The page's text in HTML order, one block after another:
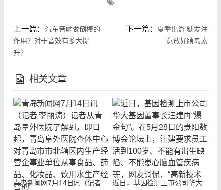
上一篇： 汽车音响做倒模的
作用？对于音效有多大提
升？
下一篇： 夏季出游 糖友注
意放好胰岛素
相关文章
青岛新闻网7月14日讯（记者
近日，基因检测上市公司华大